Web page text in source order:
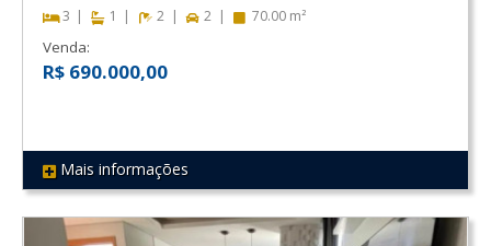
REF 70
3 1 2 2 70.00 m²
Venda:
R$ 690.000,00
Mais informações